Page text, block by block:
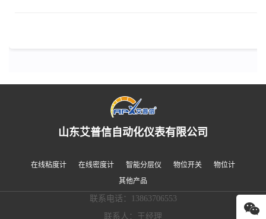
山东艾普信自动化仪表有限公司
在线粘度计 在线密度计 智能分层仪 物位开关
物位计
其他产品
联系电话：13863706553
联系人：王经理